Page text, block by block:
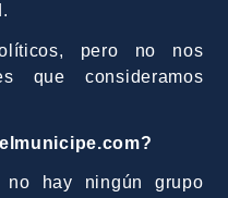
pero no nos
que consideramos
no hay ningún grupo